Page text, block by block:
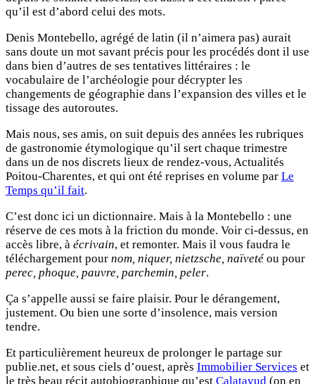
qu’il est d’abord celui des mots.
Denis Montebello, agrégé de latin (il n’aimera pas) aurait
sans doute un mot savant précis pour les procédés dont il use
dans bien d’autres de ses tentatives littéraires : le
vocabulaire de l’archéologie pour décrypter les
changements de géographie dans l’expansion des villes et le
tissage des autoroutes.
Mais nous, ses amis, on suit depuis des années les rubriques
de gastronomie étymologique qu’il sert chaque trimestre
dans un de nos discrets lieux de rendez-vous, Actualités
Poitou-Charentes, et qui ont été reprises en volume par Le
Temps qu’il fait.
C’est donc ici un dictionnaire. Mais à la Montebello : une
réserve de ces mots à la friction du monde. Voir ci-dessus, en
accès libre, à écrivain, et remonter. Mais il vous faudra le
téléchargement pour nom, niquer, nietzsche, naïveté ou pour
perec, phoque, pauvre, parchemin, peler.
Ça s’appelle aussi se faire plaisir. Pour le dérangement,
justement. Ou bien une sorte d’insolence, mais version
tendre.
Et particulièrement heureux de prolonger le partage sur
publie.net, et sous ciels d’ouest, après Immobilier Services et
le très beau récit autobiographique qu’est Calatayud (on en